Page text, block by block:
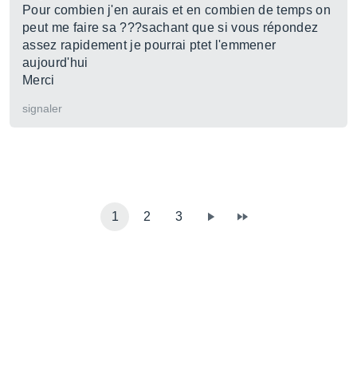
Pour combien j'en aurais et en combien de temps on
peut me faire sa ???sachant que si vous répondez
assez rapidement je pourrai ptet l'emmener
aujourd'hui
Merci
signaler
1 2 3